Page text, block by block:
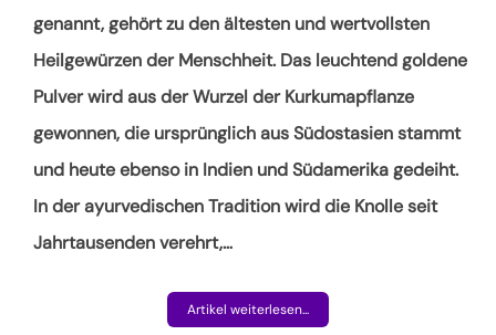
genannt, gehört zu den ältesten und wertvollsten
Heilgewürzen der Menschheit. Das leuchtend goldene
Pulver wird aus der Wurzel der Kurkumapflanze
gewonnen, die ursprünglich aus Südostasien stammt
und heute ebenso in Indien und Südamerika gedeiht.
In der ayurvedischen Tradition wird die Knolle seit
Jahrtausenden verehrt,…
Artikel weiterlesen...